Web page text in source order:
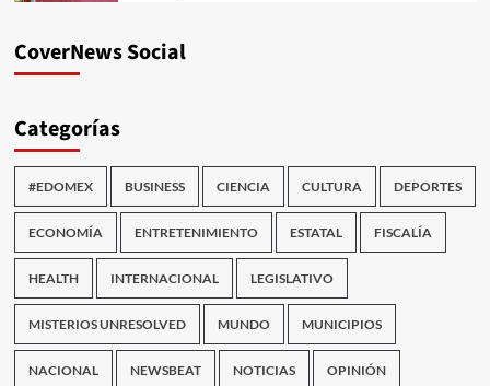
CoverNews Social
Categorías
#EDOMEX BUSINESS CIENCIA CULTURA DEPORTES
ECONOMÍA ENTRETENIMIENTO ESTATAL FISCALÍA
HEALTH INTERNACIONAL LEGISLATIVO
MISTERIOS UNRESOLVED MUNDO MUNICIPIOS
NACIONAL NEWSBEAT NOTICIAS OPINIÓN